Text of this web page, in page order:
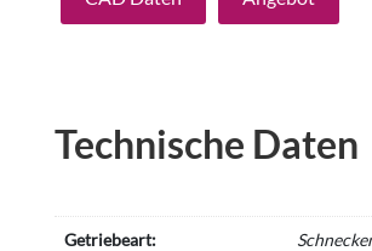
Technische Daten
Getriebeart: